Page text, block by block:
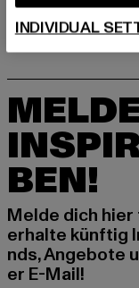
BEN!
Melde dich
erhalte künftig
nds, Angebote
er E-Mail!
INDIVIDUAL